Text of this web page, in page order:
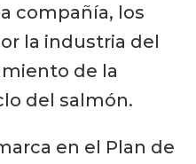
compañía, los
la industria del
de la
del salmón.
en el Plan de